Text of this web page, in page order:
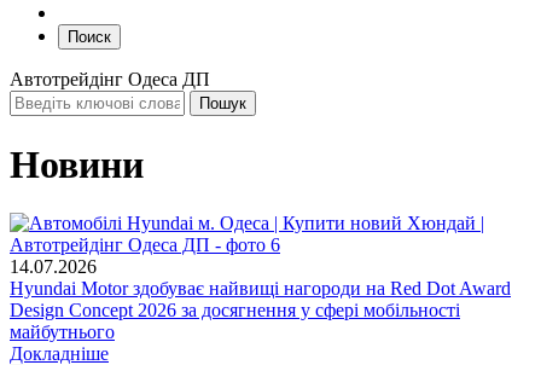
Поиск
Автотрейдінг Одеса ДП
Новини
14.07.2026
Hyundai Motor здобуває найвищі нагороди на Red Dot Award
Design Concept 2026 за досягнення у сфері мобільності
майбутнього
Докладніше